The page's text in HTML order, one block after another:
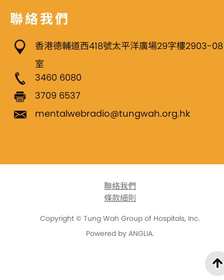
調至靜音。 時間：即使只有幾分鐘，短暫的練習也能帶
來效果。 耐心：初學者可能會感到不適應，當持續的練
習會讓你更熟悉這種專注的狀態。 常見問題 問：我的
思緒總是飄走，怎麼辦？答：這是正常的！靜觀的重
不是消除雜念，而是學會不執著於它們。當思緒出現
時，輕輕地將注意力帶回呼吸即可。 問：什麼時候練
吸練習是一種簡單卻強大的工具，能幫助我們在忙碌
生活中找到片刻的寧靜。無論你是想減輕壓力、提升
注力，還是單純地希望與自己相處片刻，這種練習都
為你帶來改變。從今天開始，試著每天花幾分鐘專注
你的呼吸，感受內心的平靜與力量。
聯絡我們
香港德輔道西418號太平洋廣場29字樓2903-08
室
3460 6080
3709 6537
mentalwebradio@tungwah.org.hk
聯絡我們
條款細則
Copyright © Tung Wah Group of Hospitals, Inc.
Powered by ANGLIA.